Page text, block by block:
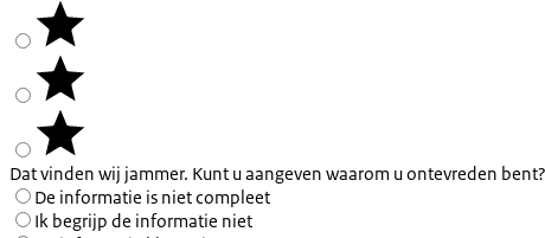
Dat vinden wij jammer. Kunt u aangeven waarom u ontevreden bent?
De informatie is niet compleet
Ik begrijp de informatie niet